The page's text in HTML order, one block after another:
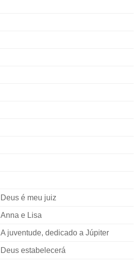
Deus é meu juiz
Anna e Lisa
A juventude, dedicado a Júpiter
Deus estabelecerá